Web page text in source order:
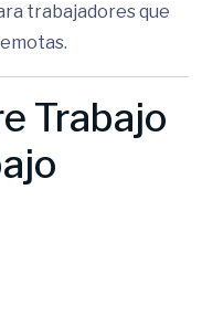
trabajadores que
Trabajo